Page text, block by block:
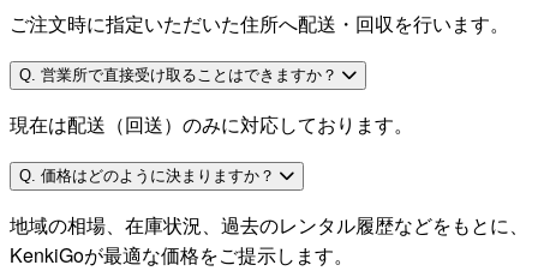
ご注文時に指定いただいた住所へ配送・回収を行います。
Q. 営業所で直接受け取ることはできますか？
現在は配送（回送）のみに対応しております。
Q. 価格はどのように決まりますか？
地域の相場、在庫状況、過去のレンタル履歴などをもとに、
KenkiGoが最適な価格をご提示します。